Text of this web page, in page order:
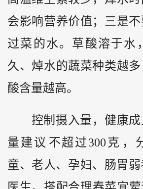
会影响营养价值；三是
过菜的水。草酸溶于水
久、焯水的蔬菜种类越
酸含量越高。
控制摄入量‌，健康
量建议‌不超过300克‌，
童、老人、孕妇、肠胃